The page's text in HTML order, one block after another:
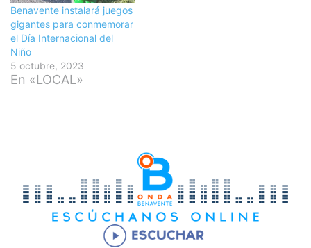
Benavente instalará juegos
gigantes para conmemorar
el Día Internacional del
Niño
5 octubre, 2023
En «LOCAL»